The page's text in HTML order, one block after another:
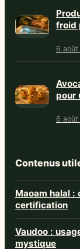
froid
6
pour
6
Contenus
Maoam halal :
certification
Vaudoo :
mystique